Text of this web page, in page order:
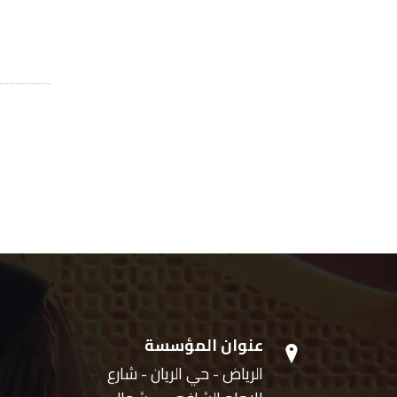
عنوان المؤسسة
الرياض - حي الريان - شارع